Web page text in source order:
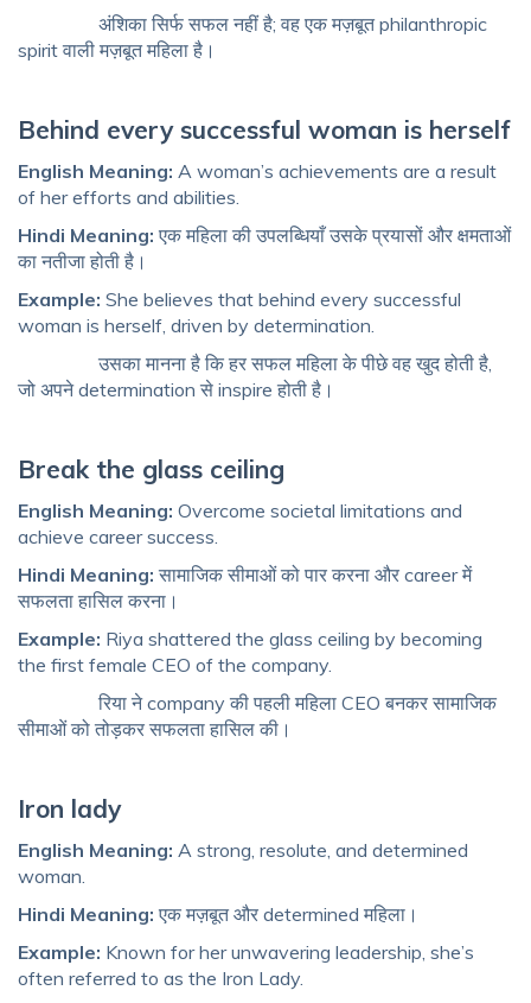
अंशिका सिर्फ सफल नहीं है; वह एक मज़बूत philanthropic
spirit वाली मज़बूत महिला है।
Behind every successful woman is herself
English Meaning: A woman’s achievements are a result
of her efforts and abilities.
Hindi Meaning: एक महिला की उपलब्धियाँ उसके प्रयासों और क्षमताओं
का नतीजा होती है।
Example: She believes that behind every successful
woman is herself, driven by determination.
उसका मानना ​​है कि हर सफल महिला के पीछे वह खुद होती है,
जो अपने determination से inspire होती है।
Break the glass ceiling
English Meaning: Overcome societal limitations and
achieve career success.
Hindi Meaning: सामाजिक सीमाओं को पार करना और career में
सफलता हासिल करना।
Example: Riya shattered the glass ceiling by becoming
the first female CEO of the company.
रिया ने company की पहली महिला CEO बनकर सामाजिक
सीमाओं को तोड़कर सफलता हासिल की।
Iron lady
English Meaning: A strong, resolute, and determined
woman.
Hindi Meaning: एक मज़बूत और determined महिला।
Example: Known for her unwavering leadership, she’s
often referred to as the Iron Lady.